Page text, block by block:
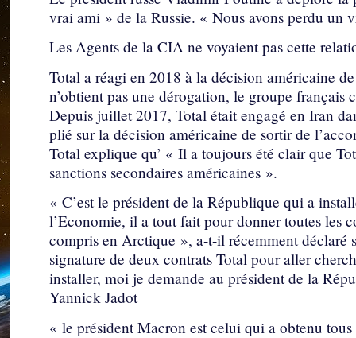
vrai ami » de la Russie. « Nous avons perdu un
Les Agents de la CIA ne voyaient pas cette
Total a réagi en 2018 à la décision américaine
n’obtient pas une dérogation, le groupe français
Depuis juillet 2017, Total était engagé en Iran
plié sur la décision américaine de sortir de
Total explique qu’ « Il a toujours été clair que
sanctions secondaires américaines ».
« C’est le président de la République qui a
l’Economie, il a tout fait pour donner toutes les
compris en Arctique », a-t-il récemment
signature de deux contrats Total pour aller
installer, moi je demande au président de la
Yannick Jadot
« le président Macron est celui qui a obtenu